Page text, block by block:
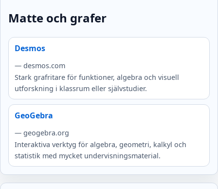
Matte och grafer
Desmos
— desmos.com
Stark grafritare för funktioner, algebra och visuell
utforskning i klassrum eller självstudier.
GeoGebra
— geogebra.org
Interaktiva verktyg för algebra, geometri, kalkyl och
statistik med mycket undervisningsmaterial.